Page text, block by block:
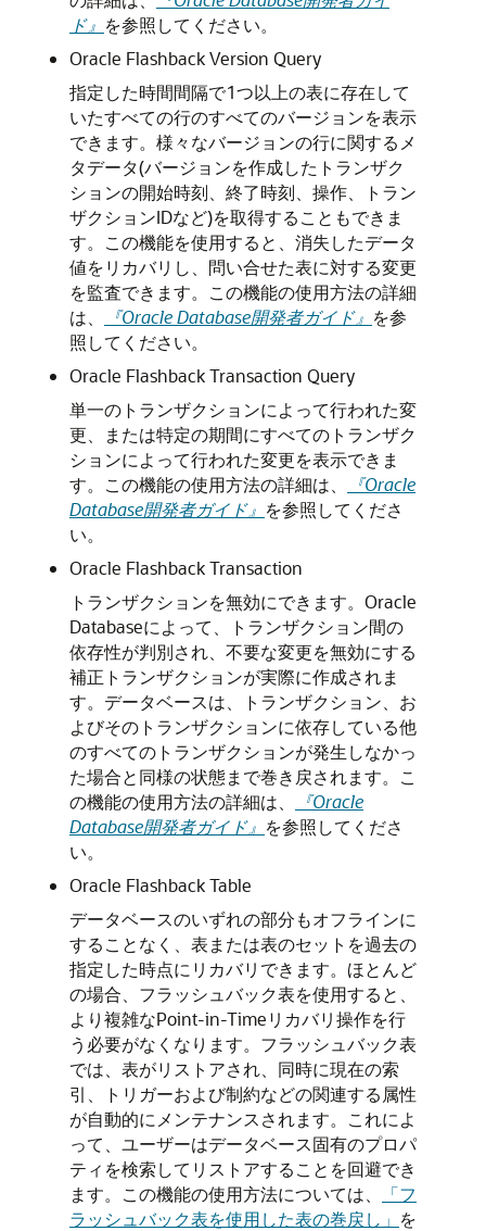
ド』 を参照してください。
Oracle Flashback Version Query
指定した時間間隔で1つ以上の表に存在して
いたすべての行のすべてのバージョンを表示
できます。様々なバージョンの行に関するメ
タデータ(バージョンを作成したトランザク
ションの開始時刻、終了時刻、操作、トラン
ザクションIDなど)を取得することもできま
す。この機能を使用すると、消失したデータ
値をリカバリし、問い合せた表に対する変更
を監査できます。この機能の使用方法の詳細
は、
『Oracle Database開発者ガイド』 を参
照してください。
Oracle Flashback Transaction Query
単一のトランザクションによって行われた変
更、または特定の期間にすべてのトランザク
ションによって行われた変更を表示できま
す。この機能の使用方法の詳細は、
『Oracle
Database開発者ガイド』 を参照してくださ
い。
Oracle Flashback Transaction
トランザクションを無効にできます。Oracle
Databaseによって、トランザクション間の
依存性が判別され、不要な変更を無効にする
補正トランザクションが実際に作成されま
す。データベースは、トランザクション、お
よびそのトランザクションに依存している他
のすべてのトランザクションが発生しなかっ
た場合と同様の状態まで巻き戻されます。こ
の機能の使用方法の詳細は、
『Oracle
Database開発者ガイド』 を参照してくださ
い。
Oracle Flashback Table
データベースのいずれの部分もオフラインに
することなく、表または表のセットを過去の
指定した時点にリカバリできます。ほとんど
の場合、フラッシュバック表を使用すると、
より複雑なPoint-in-Timeリカバリ操作を行
う必要がなくなります。フラッシュバック表
では、表がリストアされ、同時に現在の索
引、トリガーおよび制約などの関連する属性
が自動的にメンテナンスされます。これによ
って、ユーザーはデータベース固有のプロパ
ティを検索してリストアすることを回避でき
ます。この機能の使用方法については、
「フ
ラッシュバック表を使用した表の巻戻し」 を